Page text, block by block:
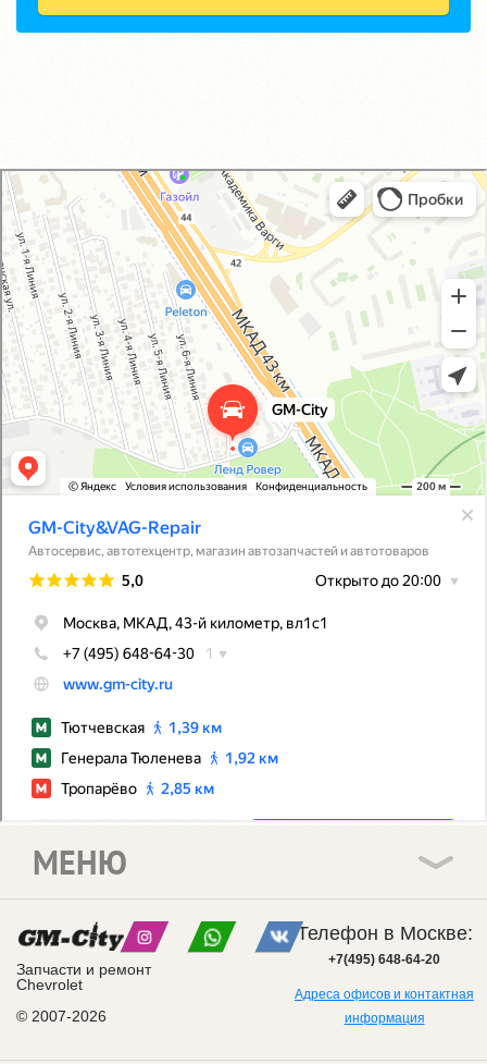
GM-City&VAG-Repair
Автосервис, автотехцентр в Москве
Магазин автозапчастей и автотоваров в Москве
Запчасти и ремонт
Chevrolet
© 2007-2026
МЕНЮ
Телефон в Москве:
+7(495) 648-64-20
Адреса офисов и контактная
информация